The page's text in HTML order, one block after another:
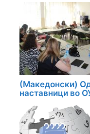
(Македонски)
наставници во